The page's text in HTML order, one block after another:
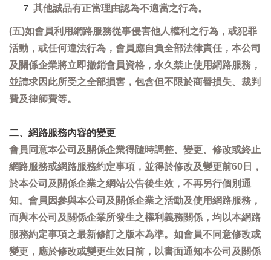
其他誠品有正當理由認為不適當之行為。
(五)如會員利用網路服務從事侵害他人權利之行為，或犯罪
活動，或任何違法行為，會員應自負全部法律責任，本公司
及關係企業將立即撤銷會員資格，永久禁止使用網路服務，
並請求因此所受之全部損害，包含但不限於商譽損失、裁判
費及律師費等。
二、網路服務內容的變更
會員同意本公司及關係企業得隨時調整、變更、修改或終止
網路服務或網路服務約定事項，並得於修改及變更前60日，
於本公司及關係企業之網站公告後生效，不再另行個別通
知。會員因參與本公司及關係企業之活動及使用網路服務，
而與本公司及關係企業所發生之權利義務關係，均以本網路
服務約定事項之最新修訂之版本為準。如會員不同意修改或
變更，應於修改或變更生效日前，以書面通知本公司及關係